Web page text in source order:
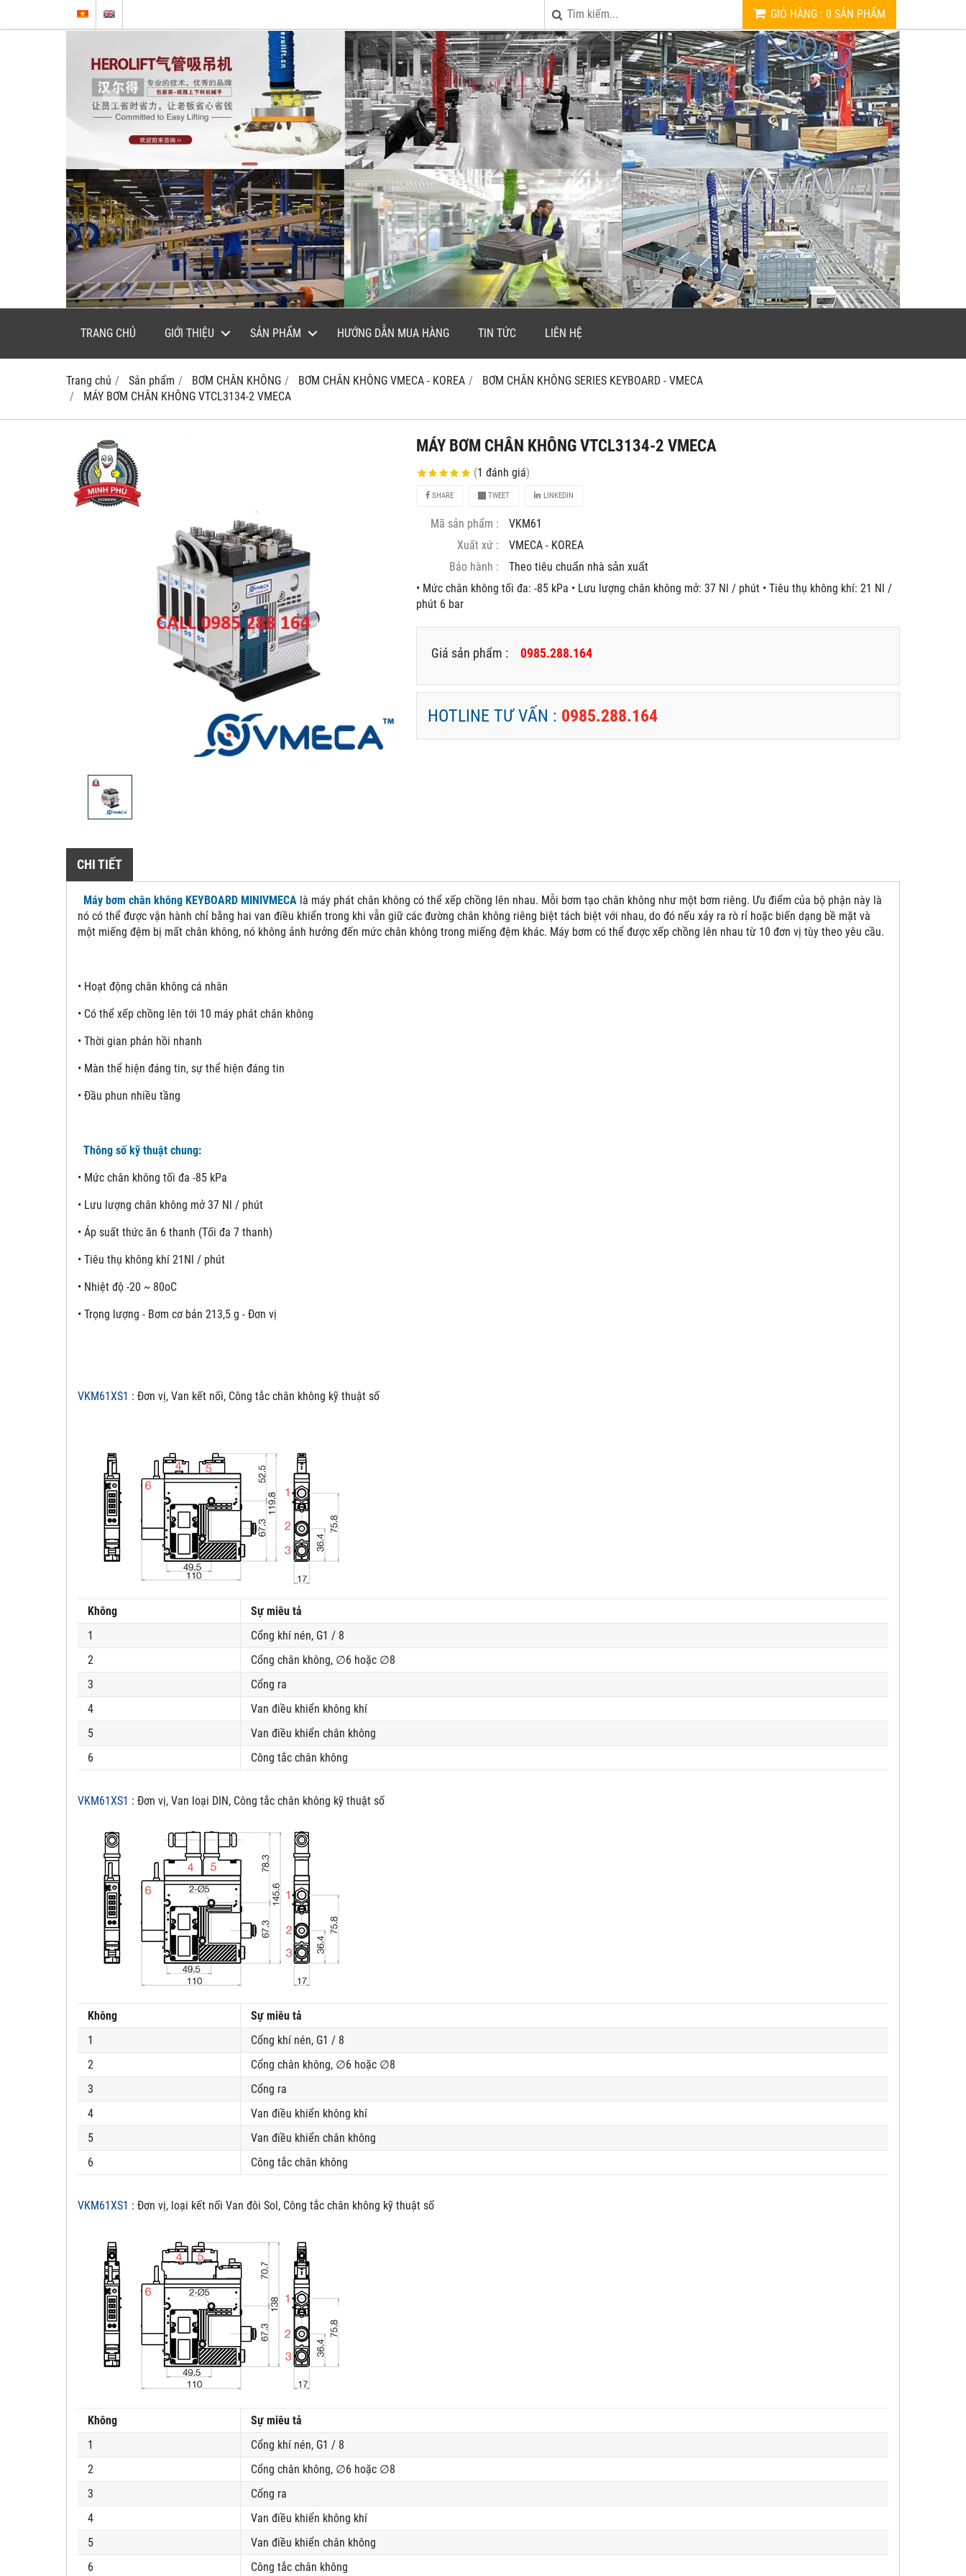
GIỎ HÀNG : 0 SẢN PHẨM
TRANG CHỦ GIỚI THIỆU SẢN PHẨM HƯỚNG DẪN MUA HÀNG TIN TỨC LIÊN HỆ
Trang chủ Sản phẩm BƠM CHÂN KHÔNG BƠM CHÂN KHÔNG VMECA - KOREA
BƠM CHÂN KHÔNG SERIES KEYBOARD - VMECA
MÁY BƠM CHÂN KHÔNG VTCL3134-2 VMECA
MÁY BƠM CHÂN KHÔNG VTCL3134-2 VMECA
(1đánh giá)
SHARE TWEET LINKEDIN
Mã sản phẩm :
VKM61
Xuất xứ :
VMECA - KOREA
Bảo hành :
Theo tiêu chuẩn nhà sản xuất
• Mức chân không tối đa: -85 kPa • Lưu lượng chân không mở: 37 Nl / phút • Tiêu thụ không khí: 21 Nl /
phút 6 bar
Giá sản phẩm : 0985.288.164
HOTLINE TƯ VẤN : 0985.288.164
CHI TIẾT
Máy bơm chân không KEYBOARD MINIVMECA là máy phát chân không có thể xếp chồng lên nhau. Mỗi bơm tạo chân không như một bơm riêng. Ưu điểm của bộ phận này là
nó có thể được vận hành chỉ bằng hai van điều khiển trong khi vẫn giữ các đường chân không riêng biệt tách biệt với nhau, do đó nếu xảy ra rò rỉ hoặc biến dạng bề mặt và
một miếng đệm bị mất chân không, nó không ảnh hưởng đến mức chân không trong miếng đệm khác. Máy bơm có thể được xếp chồng lên nhau từ 10 đơn vị tùy theo yêu cầu.
• Hoạt động chân không cá nhân
• Có thể xếp chồng lên tới 10 máy phát chân không
• Thời gian phản hồi nhanh
• Màn thể hiện đáng tin, sự thể hiện đáng tin
• Đầu phun nhiều tầng
Thông số kỹ thuật chung:
• Mức chân không tối đa -85 kPa
• Lưu lượng chân không mở 37 Nl / phút
• Áp suất thức ăn 6 thanh (Tối đa 7 thanh)
• Tiêu thụ không khí 21Nl / phút
• Nhiệt độ -20 ~ 80oC
• Trọng lượng - Bơm cơ bản 213,5 g - Đơn vị
VKM61XS1 : Đơn vị, Van kết nối, Công tắc chân không kỹ thuật số
Không
Sự miêu tả
1
Cổng khí nén, G1 / 8
2
Cổng chân không, ∅6 hoặc ∅8
3
Cổng ra
4
Van điều khiển không khí
5
Van điều khiển chân không
6
Công tắc chân không
VKM61XS1 : Đơn vị, Van loại DIN, Công tắc chân không kỹ thuật số
Không
Sự miêu tả
1
Cổng khí nén, G1 / 8
2
Cổng chân không, ∅6 hoặc ∅8
3
Cổng ra
4
Van điều khiển không khí
5
Van điều khiển chân không
6
Công tắc chân không
VKM61XS1 : Đơn vị, loại kết nối Van đôi Sol, Công tắc chân không kỹ thuật số
Không
Sự miêu tả
1
Cổng khí nén, G1 / 8
2
Cổng chân không, ∅6 hoặc ∅8
3
Cổng ra
4
Van điều khiển không khí
5
Van điều khiển chân không
6
Công tắc chân không